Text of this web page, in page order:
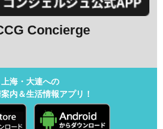
Concierge
上海・大連への
内＆生活情報アプリ！